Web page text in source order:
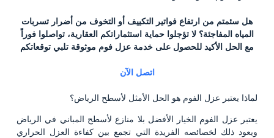
هل سئمتم من ارتفاع فواتير التكييف أو التخوف من أضرار تسربات
المياه المفاجئة؟ لا تؤجلوا حماية استثماراتكم العقارية، تواصلوا فوراً
مع الحل الأكيد للحصول على خدمة عزل فوم موثوقة تلبي توقعاتكم
اتصل الآن
لماذا يعتبر عزل الفوم هو الحل الأمثل لأسطح الرياض؟
يعتبر عزل الفوم الخيار الأفضل بلا منازع لأسطح المباني في الرياض
ويعود ذلك لخصائصه الفريدة التي تجمع بين كفاءة العزل الحراري